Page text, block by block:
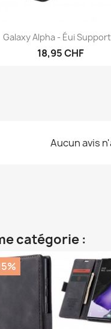
Aperçu rapide
Galaxy Alpha - Éui
18,95 CHF
Aucun avis
catégorie :